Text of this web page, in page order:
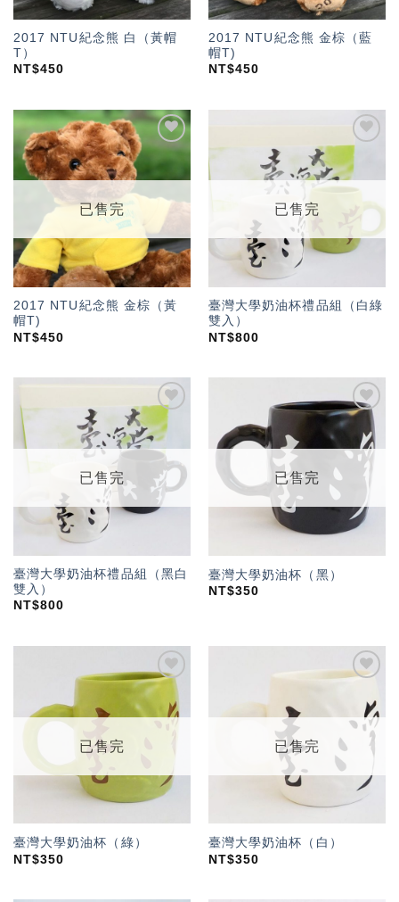
2017 NTU紀念熊 白（黃帽
T）
NT$450
2017 NTU紀念熊 金棕（藍
帽T)
NT$450
望輕
已售完
2017 NTU紀念熊 金棕（黃
帽T)
NT$450
加入
望輕
已售完
臺灣大學奶油杯禮品組（白綠
雙入）
NT$800
加入
「願
望輕
單」
已售完
臺灣大學奶油杯禮品組（黑白
雙入）
NT$800
加入
「願
望輕
單」
已售完
臺灣大學奶油杯（黑）
NT$350
加入
「願
望輕
已售完
臺灣大學奶油杯（綠）
NT$350
「願
望輕
單」
已售完
臺灣大學奶油杯（白）
NT$350